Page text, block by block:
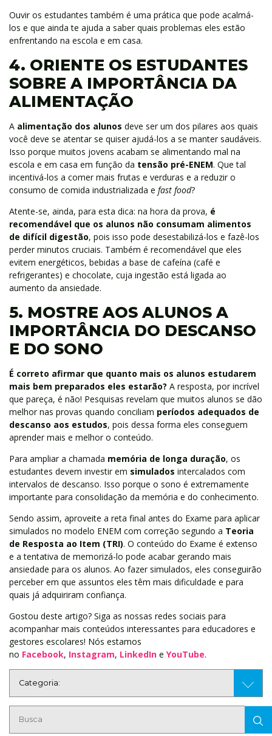
Ouvir os estudantes também é uma prática que pode acalmá-
los e que ainda te ajuda a saber quais problemas eles estão
enfrentando na escola e em casa.
4. ORIENTE OS ESTUDANTES
SOBRE A IMPORTÂNCIA DA
ALIMENTAÇÃO
A alimentação dos alunos deve ser um dos pilares aos quais
você deve se atentar se quiser ajudá-los a se manter saudáveis.
Isso porque muitos jovens acabam se alimentando mal na
escola e em casa em função da tensão pré-ENEM. Que tal
incentivá-los a comer mais frutas e verduras e a reduzir o
consumo de comida industrializada e fast food?
Atente-se, ainda, para esta dica: na hora da prova, é
recomendável que os alunos não consumam alimentos
de difícil digestão, pois isso pode desestabilizá-los e fazê-los
perder minutos cruciais. Também é recomendável que eles
evitem energéticos, bebidas a base de cafeína (café e
refrigerantes) e chocolate, cuja ingestão está ligada ao
aumento da ansiedade.
5. MOSTRE AOS ALUNOS A
IMPORTÂNCIA DO DESCANSO
E DO SONO
É correto afirmar que quanto mais os alunos estudarem
mais bem preparados eles estarão? A resposta, por incrível
que pareça, é não! Pesquisas revelam que muitos alunos se dão
melhor nas provas quando conciliam períodos adequados de
descanso aos estudos, pois dessa forma eles conseguem
aprender mais e melhor o conteúdo.
Para ampliar a chamada memória de longa duração, os
estudantes devem investir em simulados intercalados com
intervalos de descanso. Isso porque o sono é extremamente
importante para consolidação da memória e do conhecimento.
Sendo assim, aproveite a reta final antes do Exame para aplicar
simulados no modelo ENEM com correção segundo a Teoria
de Resposta ao Item (TRI). O conteúdo do Exame é extenso
e a tentativa de memorizá-lo pode acabar gerando mais
ansiedade para os alunos. Ao fazer simulados, eles conseguirão
perceber em que assuntos eles têm mais dificuldade e para
quais já adquiriram confiança.
Gostou deste artigo? Siga as nossas redes sociais para
acompanhar mais conteúdos interessantes para educadores e
gestores escolares! Nós estamos
no Facebook, Instagram, LinkedIn e YouTube.